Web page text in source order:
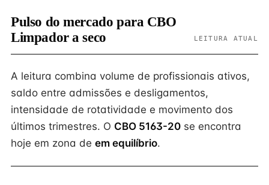
Pulso do mercado para CBO
Limpador a seco
LEITURA ATUAL
A leitura combina volume de profissionais ativos,
saldo entre admissões e desligamentos,
intensidade de rotatividade e movimento dos
últimos trimestres. O CBO 5163-20 se encontra
hoje em zona de em equilíbrio.